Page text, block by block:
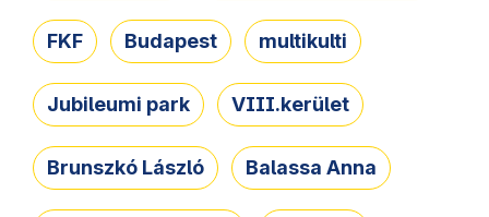
FKF Budapest multikulti
Jubileumi park VIII.kerület
Brunszkó László Balassa Anna